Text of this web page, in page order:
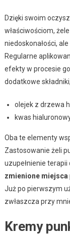
Dzięki swoim
właściwościom,
niedoskonałości,
Regularne
efekty w procesie
dodatkowe
olejek z drzewa
kwas
Oba te elementy
Zastosowanie żeli
uzupełnienie terapii
zmienione miejsca
Już po pierwszym
zwłaszcza przy
Kremy